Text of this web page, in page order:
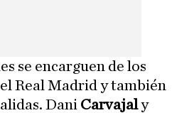
se encarguen de los
Real Madrid y también
Dani Carvajaly